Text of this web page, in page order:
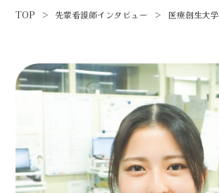
TOP > 先輩看護師インタビュー > 医療創生大学